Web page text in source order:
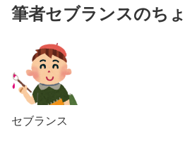
筆者セブランスのち
セブランス